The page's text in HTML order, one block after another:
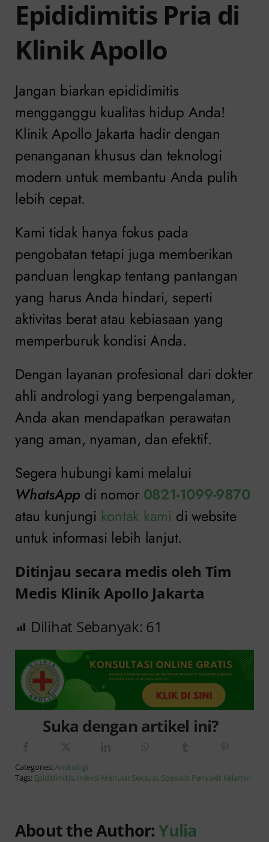
Epididimitis Pria di
Klinik Apollo
Jangan biarkan epididimitis
mengganggu kualitas hidup Anda!
Klinik Apollo Jakarta hadir dengan
penanganan khusus dan teknologi
modern untuk membantu Anda pulih
lebih cepat.
Kami tidak hanya fokus pada
pengobatan tetapi juga memberikan
panduan lengkap tentang pantangan
yang harus Anda hindari, seperti
aktivitas berat atau kebiasaan yang
memperburuk kondisi Anda.
Dengan layanan profesional dari dokter
ahli andrologi yang berpengalaman,
Anda akan mendapatkan perawatan
yang aman, nyaman, dan efektif.
Segera hubungi kami melalui
WhatsApp di nomor 0821-1099-9870
atau kunjungi kontak kami di website
untuk informasi lebih lanjut.
Ditinjau secara medis oleh Tim
Medis Klinik Apollo Jakarta
Dilihat Sebanyak: 61
Suka dengan artikel ini?
Categories:Andrologi
Tags: Epididimitis, Infeksi Menular Seksual, Spesialis Penyakit Kelamin
About the Author:Yulia